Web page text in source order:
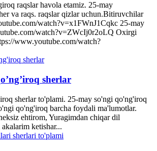
raqslar havola etamiz. 25-may
va raqs. raqslar qizlar uchun.Bitiruvchilar
watch?v=x1FWnJ1Cqkc 25-may
watch?v=ZWcIj0r2oLQ Oxirgi
www.youtube.com/watch?
sherlar
sherlar to'plami. 25-may so'ngi qo'ng'iroq
qo'ng'iroq barcha foydali ma'lumotlar.
ehtirom, Yuragimdan chiqar dil
ketishar...